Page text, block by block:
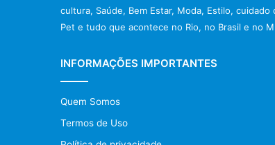
cultura, Saúde, Bem Estar, Moda, Estilo, cuidado
Pet e tudo que acontece no Rio, no Brasil e no
INFORMAÇÕES IMPORTANTES
Quem Somos
Termos de Uso